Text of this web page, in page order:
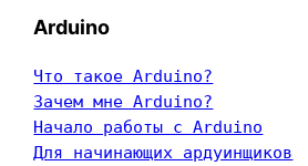
Arduino
Что такое Arduino?
Зачем мне Arduino?
Начало работы с Arduino
Для начинающих ардуинщиков